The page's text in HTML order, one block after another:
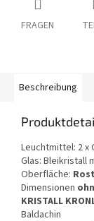
FRAGEN
Beschreibung
Leuchtmittel: 2 x
Glas: Bleikristall
Oberfläche:
Dimensionen
KRISTALL
Baldachin